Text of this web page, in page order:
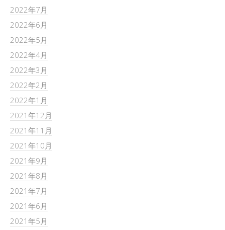
2022年7月
2022年6月
2022年5月
2022年4月
2022年3月
2022年2月
2022年1月
2021年12月
2021年11月
2021年10月
2021年9月
2021年8月
2021年7月
2021年6月
2021年5月